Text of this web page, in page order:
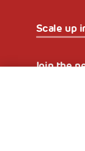
Scale up
Join the
Iscriviti alla